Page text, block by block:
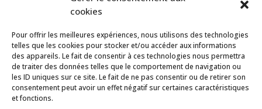
cookies
Pour offrir les meilleures expériences, nous utilisons des technologies
telles que les cookies pour stocker et/ou accéder aux informations
des appareils. Le fait de consentir à ces technologies nous permettra
de traiter des données telles que le comportement de navigation ou
les ID uniques sur ce site. Le fait de ne pas consentir ou de retirer son
consentement peut avoir un effet négatif sur certaines caractéristiques
et fonctions.
5 + 6= ENVOYER